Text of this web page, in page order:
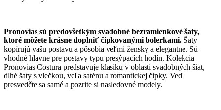
Pronovias sú predovšetkým svadobné bezramienkové šaty,
ktoré môžete krásne doplniť čipkovanými bolerkami. Šaty
kopírujú vašu postavu a pôsobia veľmi žensky a elegantne. Sú
vhodné hlavne pre postavy typu presýpacích hodín. Kolekcia
Pronovias Costura predstavuje klasiku v oblasti svadobných šiat,
dlhé šaty s vlečkou, veľa saténu a romantickej čipky. Veď
presvedčte sa samé a pozrite si nasledovné modely.